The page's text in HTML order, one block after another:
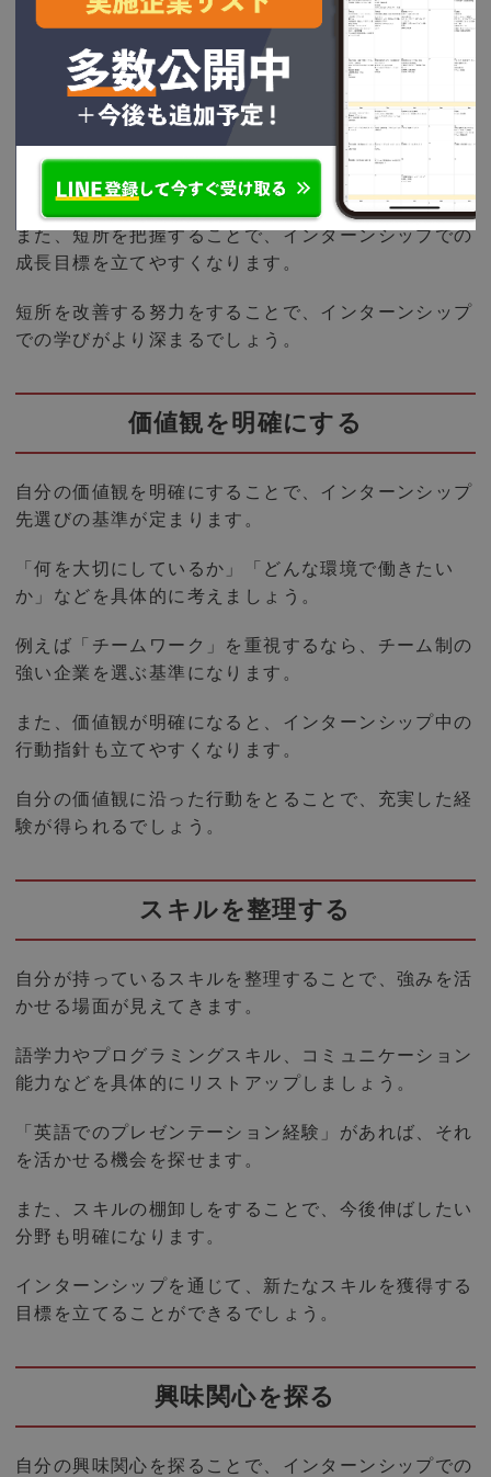
自分の長所と短所を客観的に洗い出すことで、自己理
解が深まります。
長所は自信につながり、短所は改善点として認識がで
きます。
「粘り強さ」が長所なら、それを活かせる場面を意識
的に作り出せるでしょう。
また、短所を把握することで、インターンシップでの
成長目標を立てやすくなります。
短所を改善する努力をすることで、インターンシップ
での学びがより深まるでしょう。
価値観を明確にする
自分の価値観を明確にすることで、インターンシップ
先選びの基準が定まります。
「何を大切にしているか」「どんな環境で働きたい
か」などを具体的に考えましょう。
例えば「チームワーク」を重視するなら、チーム制の
強い企業を選ぶ基準になります。
また、価値観が明確になると、インターンシップ中の
行動指針も立てやすくなります。
自分の価値観に沿った行動をとることで、充実した経
験が得られるでしょう。
スキルを整理する
自分が持っているスキルを整理することで、強みを活
かせる場面が見えてきます。
語学力やプログラミングスキル、コミュニケーション
能力などを具体的にリストアップしましょう。
「英語でのプレゼンテーション経験」があれば、それ
を活かせる機会を探せます。
また、スキルの棚卸しをすることで、今後伸ばしたい
分野も明確になります。
インターンシップを通じて、新たなスキルを獲得する
目標を立てることができるでしょう。
興味関心を探る
自分の興味関心を探ることで、インターンシップでの